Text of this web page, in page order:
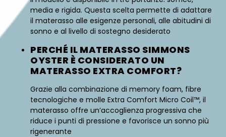
media e rigida. Questa scelta permette di adattare
il materasso alle esigenze personali, alle abitudini di
sonno e al livello di sostegno desiderato
PERCHÉ IL MATERASSO SIMMONS
OYSTER È CONSIDERATO UN
MATERASSO EXTRA COMFORT?
Grazie alla combinazione di memory foam, fibre
tecnologiche e molle Extra Comfort Micro Coil™, il
materasso offre un’accoglienza progressiva che
riduce i punti di pressione e favorisce un sonno più
rigenerante